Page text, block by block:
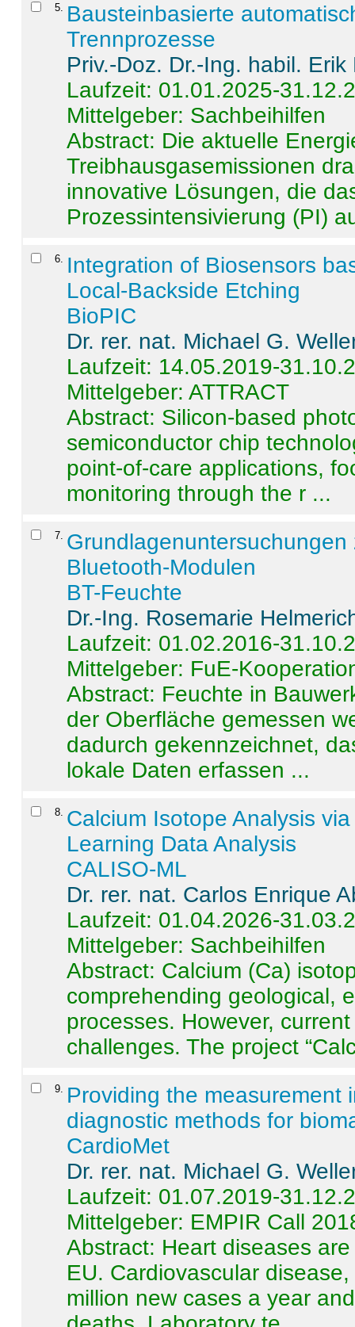
5
Bausteinbasierte
Trennprozesse
Priv.-Doz. Dr.-Ing. habil. Erik
Laufzeit: 01.01.2025-
Mittelgeber: Sachbeihilfen
Abstract: Die aktuelle
Treibhausgasemissionen
innovative Lösungen, die
Prozessintensivierung (PI)
6
Integration of Biosensors
Local-Backside Etching
BioPIC
Dr. rer. nat. Michael G.
Laufzeit: 14.05.2019-
Mittelgeber: ATTRACT
Abstract: Silicon-based
semiconductor chip
point-of-care applications,
monitoring through the r ...
7
Bluetooth-Modulen
BT-Feuchte
Dr.-Ing. Rosemarie
Laufzeit: 01.02.2016-
Mittelgeber: FuE-
Abstract: Feuchte in
der Oberfläche gemessen
dadurch gekennzeichnet,
lokale Daten erfassen ...
8 Calcium Isotope Analysis
Learning Data Analysis
CALISO-ML
Dr. rer. nat. Carlos Enrique
Laufzeit: 01.04.2026-
Mittelgeber: Sachbeihilfen
Abstract: Calcium (Ca)
comprehending geological,
processes. However,
challenges. The project
9
Providing the measurement
diagnostic methods for
CardioMet
Dr. rer. nat. Michael G.
Laufzeit: 01.07.2019-
Mittelgeber: EMPIR Call
Abstract: Heart diseases
EU. Cardiovascular
million new cases a year